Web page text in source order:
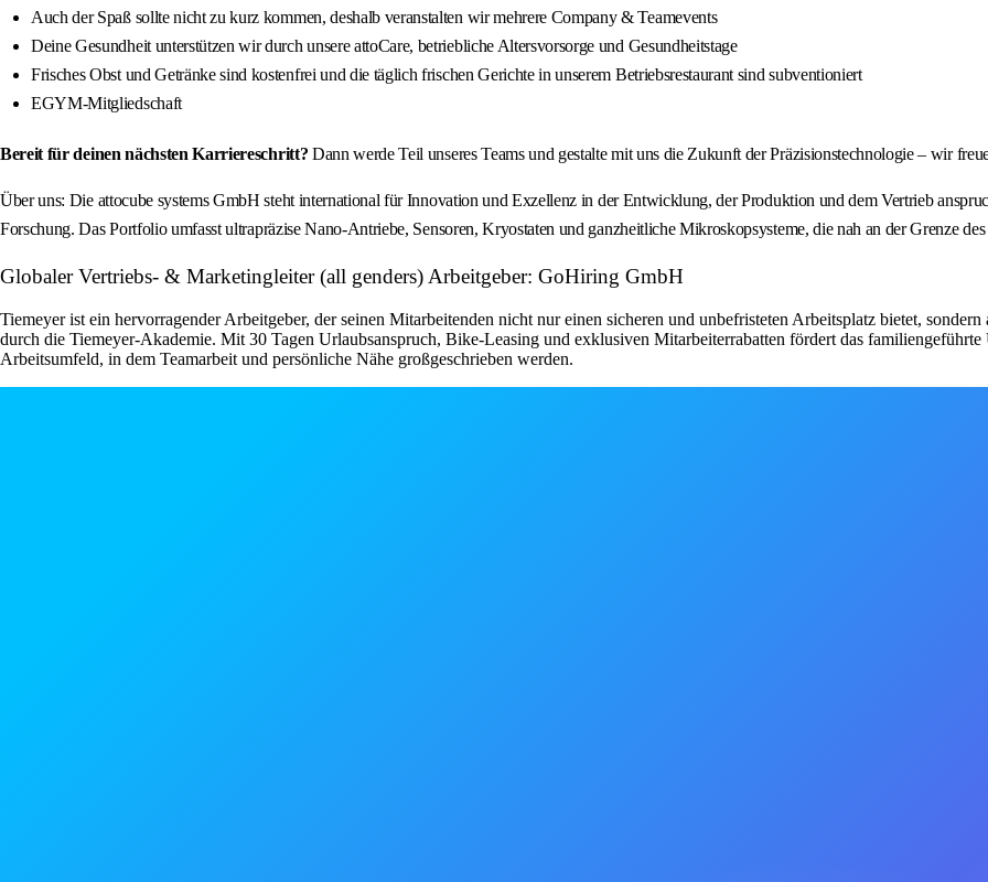
Auch der Spaß sollte nicht zu kurz kommen, deshalb veranstalten wir mehrere Company & Teamevents
Deine Gesundheit unterstützen wir durch unsere attoCare, betriebliche Altersvorsorge und Gesundheitstage
Frisches Obst und Getränke sind kostenfrei und die täglich frischen Gerichte in unserem Betriebsrestaurant sind subventioniert
EGYM-Mitgliedschaft
Bereit für deinen nächsten Karriereschritt? Dann werde Teil unseres Teams und gestalte mit uns die Zukunft der Präzisionstechnologie – wir
Über uns: Die attocube systems GmbH steht international für Innovation und Exzellenz in der Entwicklung, der Produktion und dem Vertrieb
Forschung. Das Portfolio umfasst ultrapräzise Nano-Antriebe, Sensoren, Kryostaten und ganzheitliche Mikroskopsysteme, die nah an der Grenze
Globaler Vertriebs- & Marketingleiter (all genders) Arbeitgeber: GoHiring GmbH
Tiemeyer ist ein hervorragender Arbeitgeber, der seinen Mitarbeitenden nicht nur einen sicheren und unbefristeten Arbeitsplatz bietet,
durch die Tiemeyer-Akademie. Mit 30 Tagen Urlaubsanspruch, Bike-Leasing und exklusiven Mitarbeiterrabatten fördert das
Arbeitsumfeld, in dem Teamarbeit und persönliche Nähe großgeschrieben werden.